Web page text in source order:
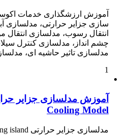
سازی جزایر حرارتی، مدلسازی
انتقال رسوب، مدلسازی انتقال
چشم انداز، مدلسازی کنترل
مدلسازی تاثیر حاشیه ای،
1
Cooling Model